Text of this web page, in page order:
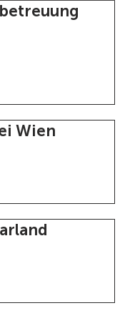
Wien